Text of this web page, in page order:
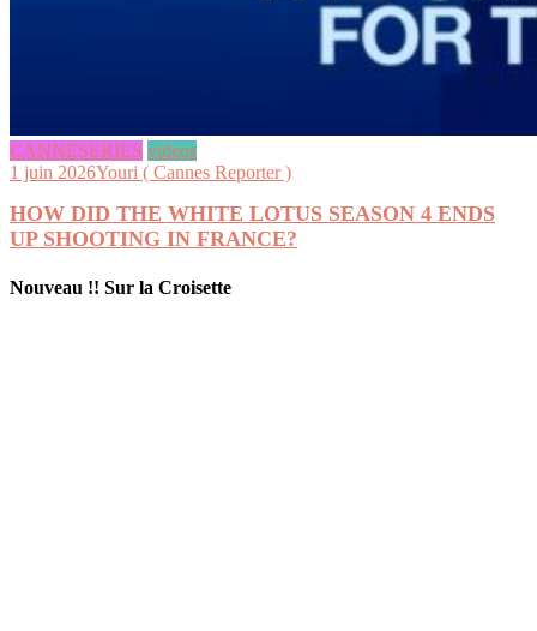
CANNESERIES videos
1 juin 2026Youri ( Cannes Reporter )
HOW DID THE WHITE LOTUS SEASON 4 ENDS
UP SHOOTING IN FRANCE?
Nouveau !! Sur la Croisette